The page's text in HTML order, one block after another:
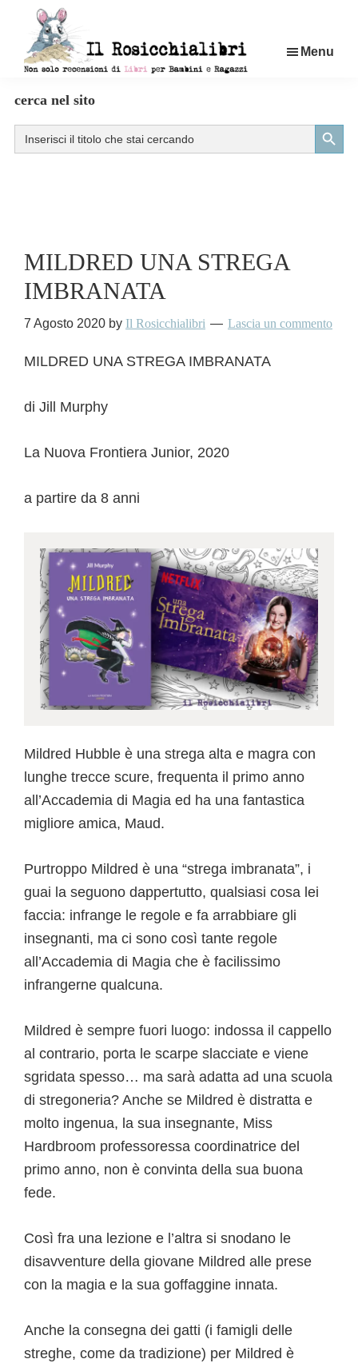
contenuto
di
libri
per
Menu
cerca nel sito
Search
for:
Search Button
MILDRED UNA STREGA
IMBRANATA
7 Agosto 2020 by Il Rosicchialibri Lascia un commento
MILDRED UNA STREGA IMBRANATA
di Jill Murphy
La Nuova Frontiera Junior, 2020
a partire da 8 anni
Mildred Hubble è una strega alta e magra con
lunghe trecce scure, frequenta il primo anno
all’Accademia di Magia ed ha una fantastica
migliore amica, Maud.
Purtroppo Mildred è una “strega imbranata”, i
guai la seguono dappertutto, qualsiasi cosa lei
faccia: infrange le regole e fa arrabbiare gli
insegnanti, ma ci sono così tante regole
all’Accademia di Magia che è facilissimo
infrangerne qualcuna.
Mildred è sempre fuori luogo: indossa il cappello
al contrario, porta le scarpe slacciate e viene
sgridata spesso… ma sarà adatta ad una scuola
di stregoneria? Anche se Mildred è distratta e
molto ingenua, la sua insegnante, Miss
Hardbroom professoressa coordinatrice del
primo anno, non è convinta della sua buona
fede.
Così fra una lezione e l’altra si snodano le
disavventure della giovane Mildred alle prese
con la magia e la sua goffaggine innata.
Anche la consegna dei gatti (i famigli delle
streghe, come da tradizione) per Mildred è